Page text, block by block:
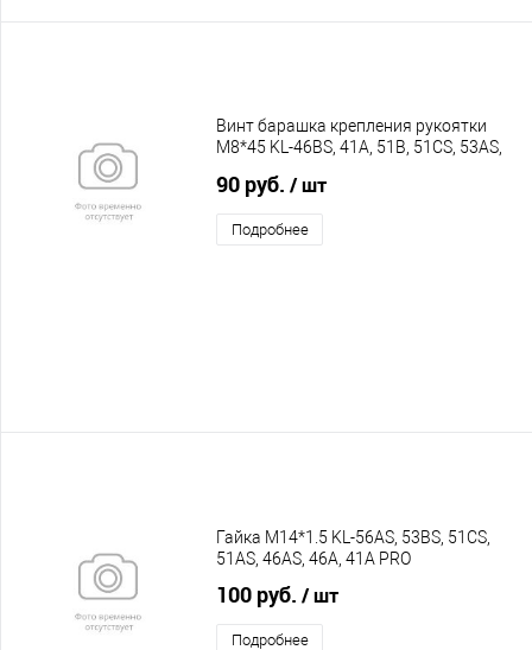
Винт барашка крепления рукоятки
M8*45 KL-46BS, 41A, 51B, 51CS, 53AS,
90 руб. / шт
Подробнее
Гайка M14*1.5 KL-56AS, 53BS, 51CS,
51AS, 46AS, 46A, 41A PRO
100 руб. / шт
Подробнее